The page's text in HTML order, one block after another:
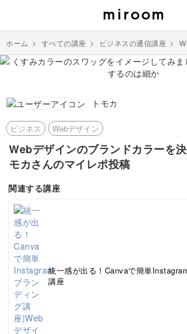
ホーム > すべての講座 > ビジネスの通信講座 >
トモカ
ビジネス Webデザイン
Webデザインのブランドカラーを
モカさんのマイレポ投稿
関連する講座
統一感が出る！Canvaで簡単
講座